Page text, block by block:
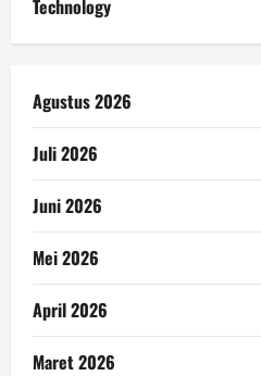
Technology
Agustus 2026
Juli 2026
Juni 2026
Mei 2026
April 2026
Maret 2026